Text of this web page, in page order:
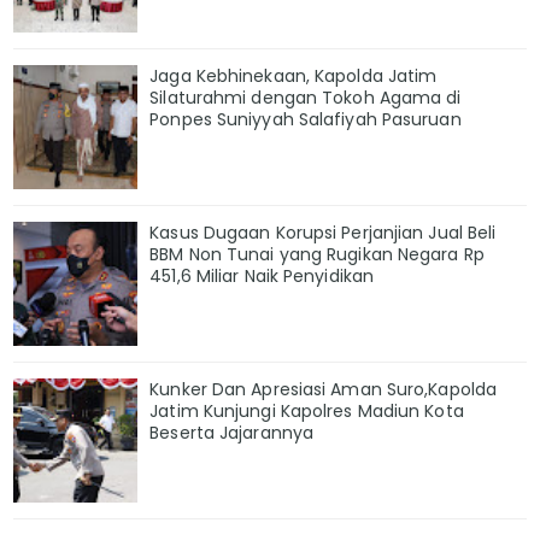
Jaga Kebhinekaan, Kapolda Jatim
Silaturahmi dengan Tokoh Agama di
Ponpes Suniyyah Salafiyah Pasuruan
Kasus Dugaan Korupsi Perjanjian Jual Beli
BBM Non Tunai yang Rugikan Negara Rp
451,6 Miliar Naik Penyidikan
Kunker Dan Apresiasi Aman Suro,Kapolda
Jatim Kunjungi Kapolres Madiun Kota
Beserta Jajarannya